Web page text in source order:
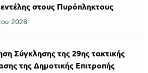
στους Πυρόπληκτους
2026
Σύγκλησης της 29ης τακτικής
της Δημοτικής Επιτροπής